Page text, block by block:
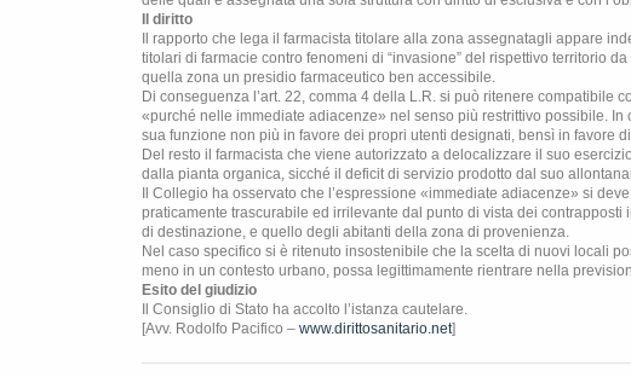
Il diritto
Il rapporto che lega il farmacista titolare alla zona assegnatagli appare
titolari di farmacie contro fenomeni di “invasione” del rispettivo territorio
quella zona un presidio farmaceutico ben accessibile.
Di conseguenza l’art. 22, comma 4 della L.R. si può ritenere compatibile
«purché nelle immediate adiacenze» nel senso più restrittivo possibile.
sua funzione non più in favore dei propri utenti designati, bensì in favore
Del resto il farmacista che viene autorizzato a delocalizzare il suo
dalla pianta organica, sicché il deficit di servizio prodotto dal suo
Il Collegio ha osservato che l’espressione «immediate adiacenze» si
praticamente trascurabile ed irrilevante dal punto di vista dei
di destinazione, e quello degli abitanti della zona di provenienza.
Nel caso specifico si è ritenuto insostenibile che la scelta di nuovi locali
meno in un contesto urbano, possa legittimamente rientrare nella
Esito del giudizio
Il Consiglio di Stato ha accolto l’istanza cautelare.
[Avv. Rodolfo Pacifico – www.dirittosanitario.net]